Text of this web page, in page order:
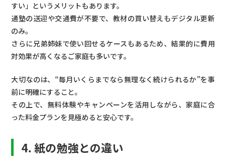
すい」というメリットもあります。
通塾の送迎や交通費が不要で、教材の買い替えもデジタル更新
のみ。
さらに兄弟姉妹で使い回せるケースもあるため、結果的に費用
対効果が高くなるご家庭も多いです。
大切なのは、“毎月いくらまでなら無理なく続けられるか”を事
前に明確にすること。
その上で、無料体験やキャンペーンを活用しながら、家庭に合
った料金プランを見極めると安心です。
4. 紙の勉強との違い